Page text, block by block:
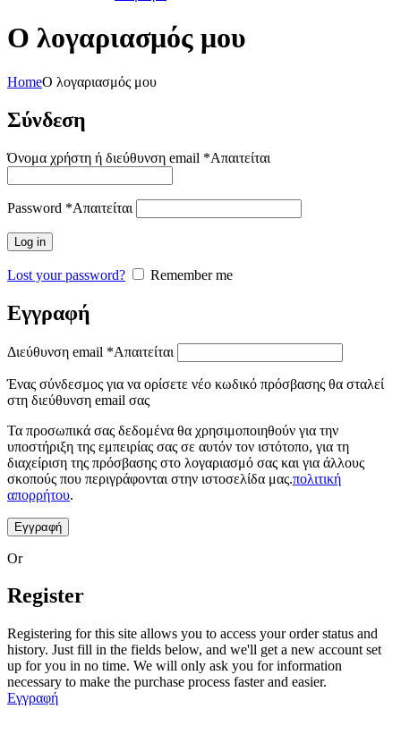
Ο λογαριασμός μου
HomeΟ λογαριασμός μου
Σύνδεση
Όνομα χρήστη ή διεύθυνση email *Απαιτείται
Password *Απαιτείται
Log in
Lost your password? Remember me
Εγγραφή
Διεύθυνση email *Απαιτείται
Ένας σύνδεσμος για να ορίσετε νέο κωδικό πρόσβασης θα σταλεί
στη διεύθυνση email σας
Τα προσωπικά σας δεδομένα θα χρησιμοποιηθούν για την
υποστήριξη της εμπειρίας σας σε αυτόν τον ιστότοπο, για τη
διαχείριση της πρόσβασης στο λογαριασμό σας και για άλλους
σκοπούς που περιγράφονται στην ιστοσελίδα μας.πολιτική
απορρήτου.
Εγγραφή
Or
Register
Registering for this site allows you to access your order status and
history. Just fill in the fields below, and we'll get a new account set
up for you in no time. We will only ask you for information
necessary to make the purchase process faster and easier.
Εγγραφή